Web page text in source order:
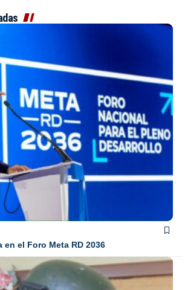
el Foro Meta RD 2036